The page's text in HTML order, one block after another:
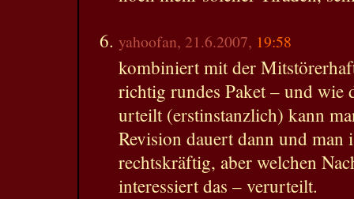
yahoofan, 21.6.2007, 19:58
kombiniert mit der
richtig rundes Paket – und wie
urteilt (erstinstanzlich) kann
Revision dauert dann und man
rechtskräftig, aber welchen
interessiert das – verurteilt.